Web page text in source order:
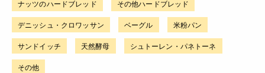
ナッツのハードブレッド その他ハードブレッド
デニッシュ・クロワッサン ベーグル 米粉パン
サンドイッチ 天然酵母 シュトーレン・パネトーネ
その他